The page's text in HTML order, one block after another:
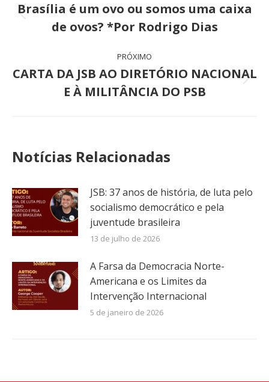
de
post:
Post
anterior:
Brasília é um ovo ou somos uma caixa
de ovos? *Por Rodrigo Dias
PRÓXIMO
Próximo
post:
CARTA DA JSB AO DIRETÓRIO NACIONAL
E À MILITÂNCIA DO PSB
Notícias Relacionadas
JSB: 37 anos de história, de luta pelo
socialismo democrático e pela
juventude brasileira
13 de julho de 2026
A Farsa da Democracia Norte-
Americana e os Limites da
Intervenção Internacional
5 de janeiro de 2026